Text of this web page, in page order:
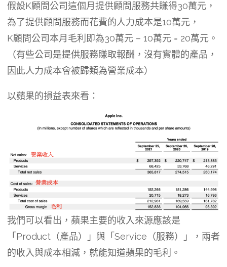
假設K顧問公司這個月提供顧問服務共賺得30萬元，
為了提供顧問服務而花費的人力成本是10萬元，
K顧問公司本月毛利即為30萬元 – 10萬元 = 20萬元。
（有些公司是提供服務賺取報酬，沒有實體的產品，
因此人力成本會被歸類為營業成本）
以蘋果的損益表來看：
我們可以看出，蘋果主要的收入來源應該是
「Product（產品）」與「Service（服務）」，兩者
的收入與成本相減，就能知道蘋果的毛利。